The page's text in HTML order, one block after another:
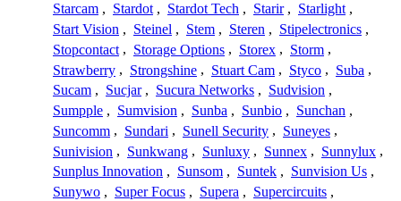
Starcam , Stardot , Stardot Tech , Starir , Starlight ,
Start Vision , Steinel , Stem , Steren , Stipelectronics ,
Stopcontact , Storage Options , Storex , Storm ,
Strawberry , Strongshine , Stuart Cam , Styco , Suba ,
Sucam , Sucjar , Sucura Networks , Sudvision ,
Sumpple , Sumvision , Sunba , Sunbio , Sunchan ,
Suncomm , Sundari , Sunell Security , Suneyes ,
Sunivision , Sunkwang , Sunluxy , Sunnex , Sunnylux ,
Sunplus Innovation , Sunsom , Suntek , Sunvision Us ,
Sunywo , Super Focus , Supera , Supercircuits ,